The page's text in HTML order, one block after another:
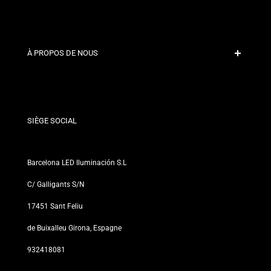
Contact
À PROPOS DE NOUS
Nos Magasins
SIÈGE SOCIAL
Barcelona LED Iluminación S.L
C/ Galligants S/N
17451 Sant Feliu
de Buixalleu Girona, Espagne
932418081